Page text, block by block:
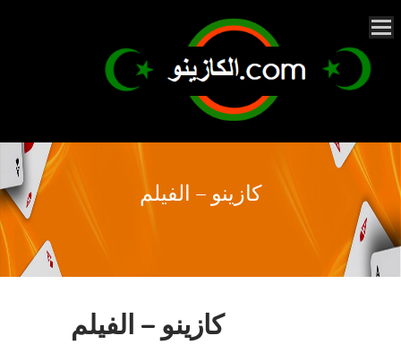
كازينو – الفيلم
كازينو – الفيلم